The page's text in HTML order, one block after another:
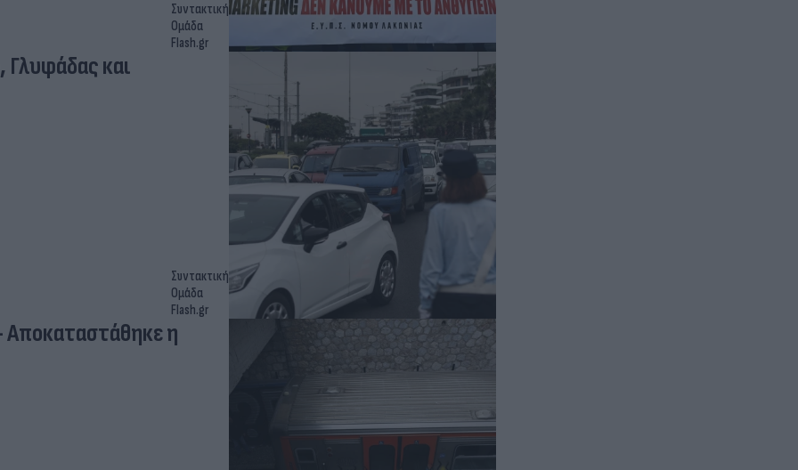
Συντακτική
Ομάδα
Flash.gr
Συντακτική
Ομάδα
Flash.gr
Αποκαταστάθηκε η